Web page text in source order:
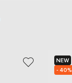
NEW
- 40%